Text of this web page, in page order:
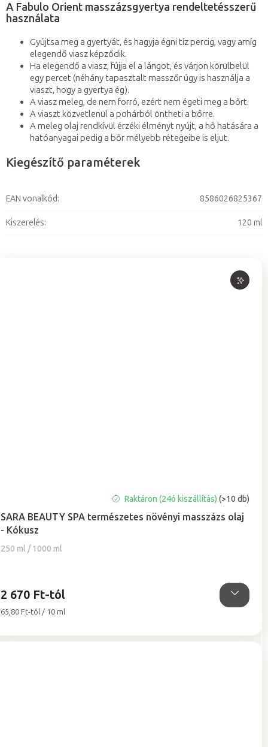
SARA BEAUTY SPA természetes növényi masszázs olaj
- Kókusz
250 ml / 1000 ml
átlagos
értékelése
5-
Raktáron (24ó kiszállítás)(>10 db)
2 670 Ft-tól
Egységár:
65,80 Ft-tól / 10 ml
A Fabulo Orient masszázsgyertya rendeltetésszerű
használata
Gyújtsa meg a gyertyát, és hagyja égni tíz percig, vagy amíg
elegendő viasz képződik.
Ha elegendő a viasz, fújja el a lángot, és várjon körülbelül
egy percet (néhány tapasztalt masszőr úgy is használja a
viaszt, hogy a gyertya ég).
A viasz meleg, de nem forró, ezért nem égeti meg a bőrt.
A viaszt közvetlenül a pohárból öntheti a bőrre.
A meleg olaj rendkívül érzéki élményt nyújt, a hő hatására a
hatóanyagai pedig a bőr mélyebb rétegeibe is eljut.
Kiegészítő paraméterek
EAN vonalkód: 8586026825367
Kiszerelés: 120 ml